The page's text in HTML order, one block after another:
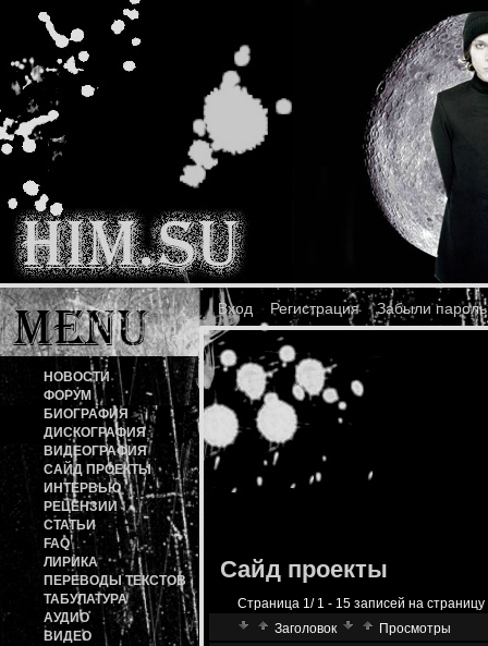
Вход Регистрация Забыли
НОВОСТИ
ФОРУМ
БИОГРАФИЯ
ДИСКОГРАФИЯ
ВИДЕОГРАФИЯ
САЙД ПРОЕКТЫ
ИНТЕРВЬЮ
РЕЦЕНЗИИ
СТАТЬИ
FAQ
ЛИРИКА
ПЕРЕВОДЫ ТЕКСТОВ
ТАБУЛАТУРА
АУДИО
ВИДЕО
Сайд проекты
Страница 1/ 1 - 15 записей на
Заголовок
Просмотры